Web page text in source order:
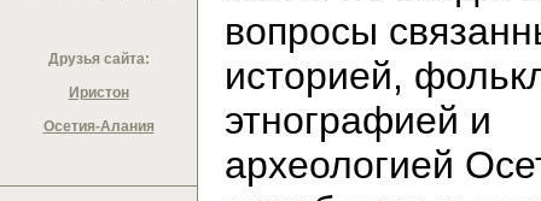
Друзья сайта:
Иристон
Осетия-Алания
вопросы
историей,
этнографией и
археологией